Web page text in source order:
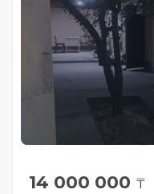
14 000 000 ₸